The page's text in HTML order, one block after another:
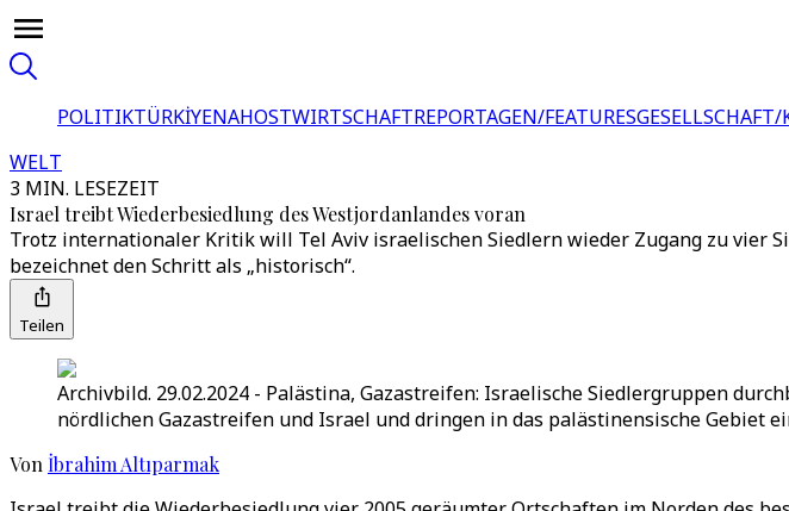
POLITIKTÜRKİYENAHOSTWIRTSCHAFTREPORTAGEN/FEATURES
WELT
3 MIN. LESEZEIT
Israel treibt Wiederbesiedlung des Westjordanlandes voran
Trotz internationaler Kritik will Tel Aviv israelischen Siedlern wieder Zugang zu vier
bezeichnet den Schritt als „historisch“.
Teilen
Archivbild. 29.02.2024 - Palästina, Gazastreifen: Israelische Siedlergruppen
nördlichen Gazastreifen und Israel und dringen in das palästinensische Gebiet
Von İbrahim Altıparmak